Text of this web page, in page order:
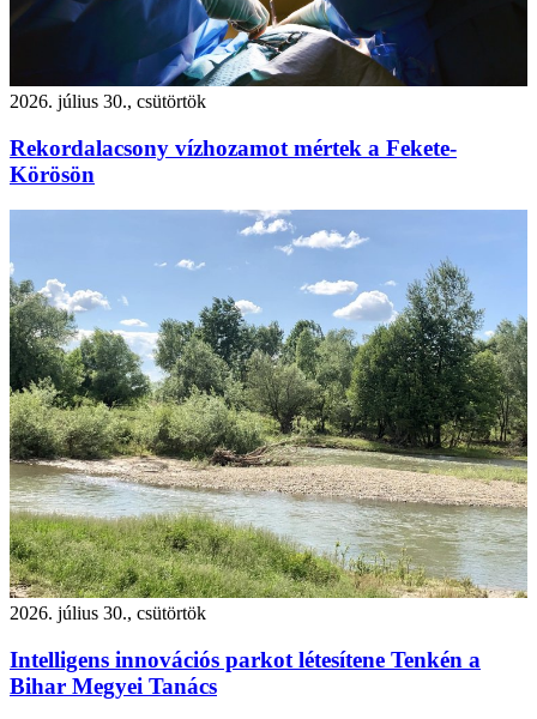
2026. július 30., csütörtök
Rekordalacsony vízhozamot mértek a Fekete-
Körösön
2026. július 30., csütörtök
Intelligens innovációs parkot létesítene Tenkén a
Bihar Megyei Tanács